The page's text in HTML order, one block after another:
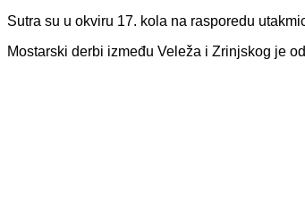
Sutra su u okviru 17. kola na rasporedu
Mostarski derbi između Veleža i Zrinjskog je